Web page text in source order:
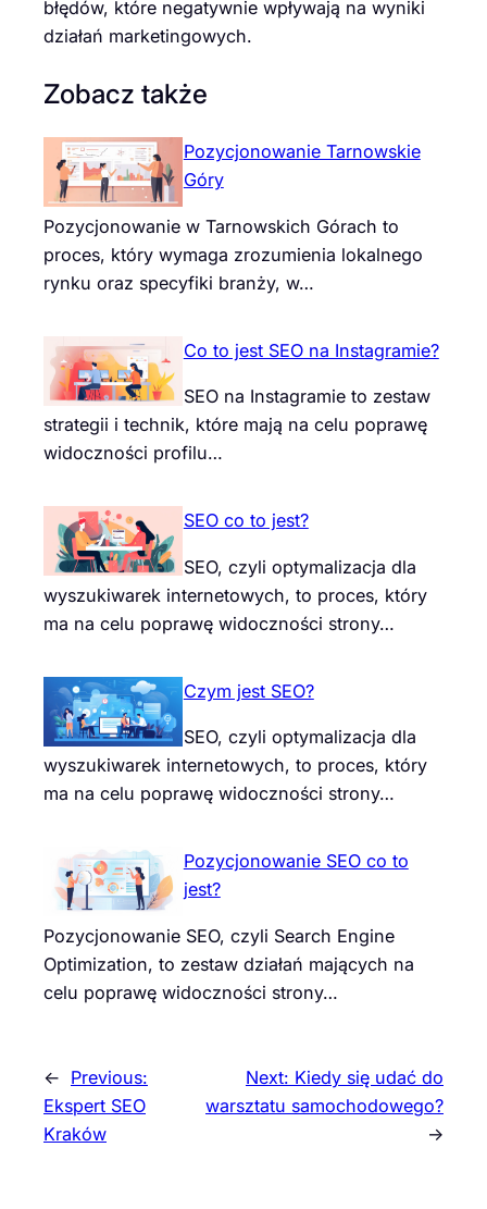
błędów, które negatywnie wpływają na wyniki
działań marketingowych.
Zobacz także
Pozycjonowanie Tarnowskie
Góry
Pozycjonowanie w Tarnowskich Górach to
proces, który wymaga zrozumienia lokalnego
rynku oraz specyfiki branży, w…
Co to jest SEO na Instagramie?
SEO na Instagramie to zestaw
strategii i technik, które mają na celu poprawę
widoczności profilu…
SEO co to jest?
SEO, czyli optymalizacja dla
wyszukiwarek internetowych, to proces, który
ma na celu poprawę widoczności strony…
Czym jest SEO?
SEO, czyli optymalizacja dla
wyszukiwarek internetowych, to proces, który
ma na celu poprawę widoczności strony…
Pozycjonowanie SEO co to
jest?
Pozycjonowanie SEO, czyli Search Engine
Optimization, to zestaw działań mających na
celu poprawę widoczności strony…
← Previous:
Ekspert SEO
Kraków
Next: Kiedy się udać do
warsztatu samochodowego?
→